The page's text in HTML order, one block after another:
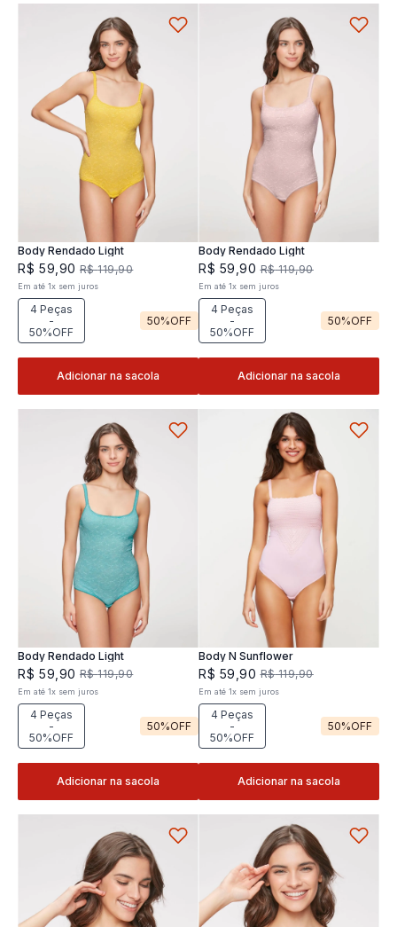
Body Rendado Light
R$ 59 90 R$ 119,90
Em até1x sem juros
4 Peças
-
50%OFF
50%OFF
Adicionar na sacola
Body Rendado Light
R$ 59 ,90 R$ 119,90
Em até 1x sem juros
4 Peças
-
50%OFF
50%OFF
Adicionar na sacola
Body Rendado Light
R$ 59 90 R$ 119,90
Em até1x sem juros
4 Peças
-
50%OFF
50%OFF
Adicionar na sacola
Body N Sunflower
R$ 59 ,90 R$ 119,90
Em até 1x sem juros
4 Peças
-
50%OFF
50%OFF
Adicionar na sacola